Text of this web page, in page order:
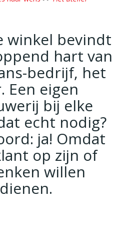
winkel bevindt
hart van
bedrijf, het
Een eigen
bij elke
echt nodig?
ja! Omdat
op zijn of
willen